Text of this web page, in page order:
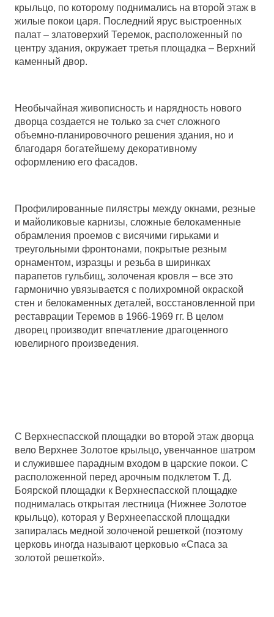
крыльцо, по которому поднимались на второй этаж в
жилые покои царя. Последний ярус выстроенных
палат – златоверхий Теремок, расположенный по
центру здания, окружает третья площадка – Верхний
каменный двор.
Необычайная живописность и нарядность нового
дворца создается не только за счет сложного
объемно-планировочного решения здания, но и
благодаря богатейшему декоративному
оформлению его фасадов.
Профилированные пилястры между окнами, резные
и майоликовые карнизы, сложные белокаменные
обрамления проемов с висячими гирьками и
треугольными фронтонами, покрытые резным
орнаментом, изразцы и резьба в ширинках
парапетов гульбищ, золоченая кровля – все это
гармонично увязывается с полихромной окраской
стен и белокаменных деталей, восстановленной при
реставрации Теремов в 1966-1969 гг. В целом
дворец производит впечатление драгоценного
ювелирного произведения.
С Верхнеспасской площадки во второй этаж дворца
вело Верхнее Золотое крыльцо, увенчанное шатром
и служившее парадным входом в царские покои. С
расположенной перед арочным подклетом Т. Д.
Боярской площадки к Верхнеспасской площадке
поднималась открытая лестница (Нижнее Золотое
крыльцо), которая у Верхнеепасской площадки
запиралась медной золоченой решеткой (поэтому
церковь иногда называют церковью «Спаса за
золотой решеткой».